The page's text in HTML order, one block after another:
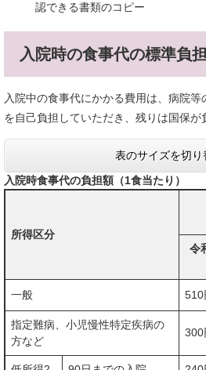
認できる書類のコピー
入院時の食事代の標準負担
入院中の食事代にかかる費用は、病院
を自己負担していただき、残りは国保が
表のサイズを切り
入院時食事代の負担額（1食当たり）
所得区分
令
一般 510
指定難病、小児慢性特定疾病の
方など
300